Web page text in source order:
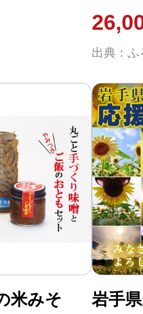
ビール 12
お酒
本飲
出典：ふ
米みそ 岩手